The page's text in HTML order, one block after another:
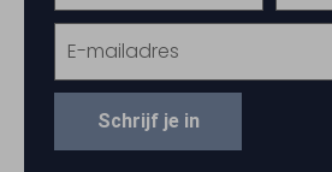
Schrijf je in